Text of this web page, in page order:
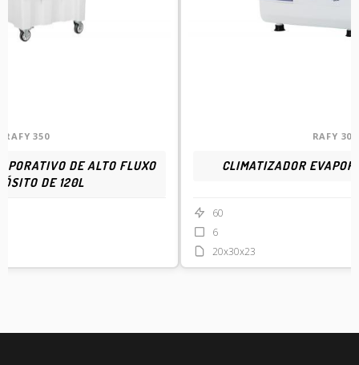
RAFY 350
DE ALTO FLUXO
DE 120L
RAFY 30
CLIMATIZADOR
60
6
20x30x23